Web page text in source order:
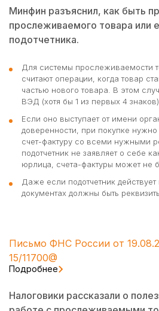
Минфин разъяснил, как быть
прослеживаемого товара или
подотчетника.
Для системы прослеживаемости
считают операции, когда товар
частью нового товара. В этом
ВЭД (хотя бы 1 из первых 4 знаков).
Если оно выступает от имени
доверенности, при покупке
счет-фактуру со всеми нужными
подотчетник не заявляет о себе
юрлица, счета-фактуры может не
Даже если подотчетник
документах должны быть
Письмо ФНС России от
15/11700@
Подробнее
Налоговики рассказали о